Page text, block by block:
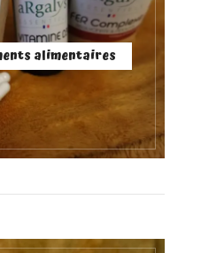
alimentaires